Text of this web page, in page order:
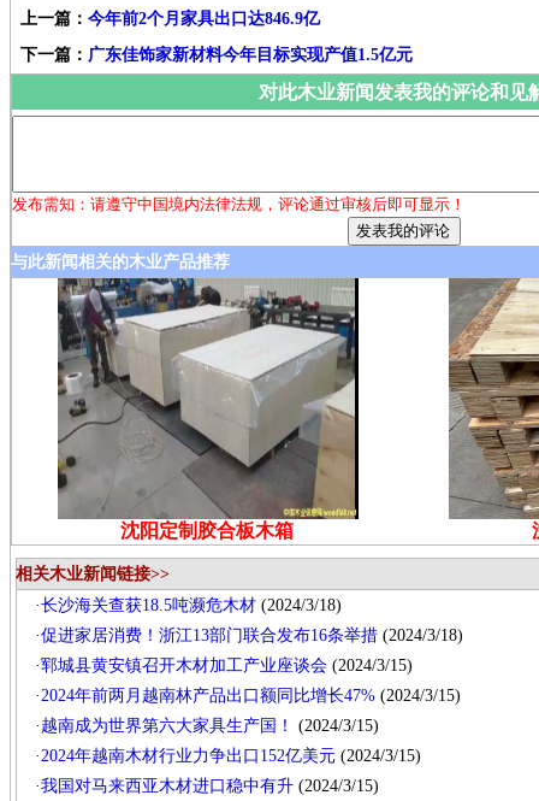
上一篇： 今年前2个月家具出口达846.9亿
下一篇： 广东佳饰家新材料今年目标实现产值1.5亿元
对此木业新闻发表我的评论和见
发布需知：请遵守中国境内法律法规，评论通过审核后即可显示！
与此新闻相关的木业产品推荐
沈阳定制胶合板木箱
相关木业新闻链接>>
·长沙海关查获18.5吨濒危木材 (2024/3/18)
·促进家居消费！浙江13部门联合发布16条举措 (2024/3/18)
·郓城县黄安镇召开木材加工产业座谈会 (2024/3/15)
·2024年前两月越南林产品出口额同比增长47% (2024/3/15)
· 越南成为世界第六大家具生产国！
(2024/3/15)
·2024年越南木材行业力争出口152亿美元 (2024/3/15)
·我国对马来西亚木材进口稳中有升 (2024/3/15)